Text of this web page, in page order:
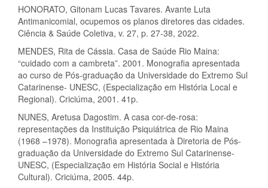
HONORATO, Gitonam Lucas Tavares. Avante Luta
Antimanicomial, ocupemos os planos diretores das cidades.
Ciência & Saúde Coletiva, v. 27, p. 27-38, 2022.
MENDES, Rita de Cássia. Casa de Saúde Rio Maina:
“cuidado com a cambreta”. 2001. Monografia apresentada
ao curso de Pós-graduação da Universidade do Extremo Sul
Catarinense- UNESC, (Especialização em História Local e
Regional). Criciúma, 2001. 41p.
NUNES, Aretusa Dagostim. A casa cor-de-rosa:
representações da Instituição Psiquiátrica de Rio Maina
(1968 –1978). Monografia apresentada à Diretoria de Pós-
graduação da Universidade do Extremo Sul Catarinense-
UNESC, (Especialização em História Social e História
Cultural). Criciúma, 2005. 44p.